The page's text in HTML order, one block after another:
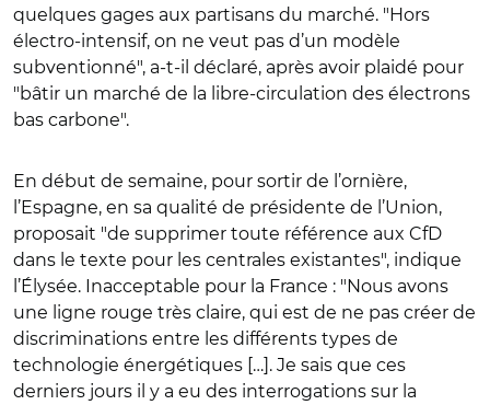
quelques gages aux partisans du marché. "Hors
électro-intensif, on ne veut pas d’un modèle
subventionné", a-t-il déclaré, après avoir plaidé pour
"bâtir un marché de la libre-circulation des électrons
bas carbone".
En début de semaine, pour sortir de l’ornière,
l’Espagne, en sa qualité de présidente de l’Union,
proposait "de supprimer toute référence aux CfD
dans le texte pour les centrales existantes", indique
l’Élysée. Inacceptable pour la France : "Nous avons
une ligne rouge très claire, qui est de ne pas créer de
discriminations entre les différents types de
technologie énergétiques […]. Je sais que ces
derniers jours il y a eu des interrogations sur la